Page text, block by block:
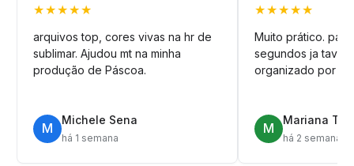
★★★★★
arquivos top, cores vivas na hr de
sublimar. Ajudou mt na minha
produção de Páscoa.
M
Michele Sena
há 1 semana
★★★★★
Muito prático.
segundos ja tava
organizado por
M
Mariana T.
há 2 semanas